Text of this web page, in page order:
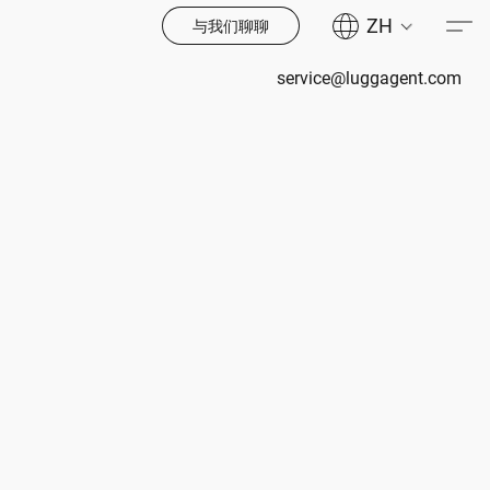
与我们聊聊 ZH
service@luggagent.com